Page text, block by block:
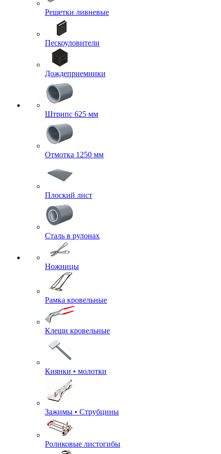
Решетки ливневые
Пескоуловители
Дождеприемники
Штрипс 625 мм
Отмотка 1250 мм
Плоский лист
Сталь в рулонах
Ножницы
Рамка кровельные
Клещи кровельные
Киянки • молотки
Зажимы • Струбцины
Роликовые листогибы